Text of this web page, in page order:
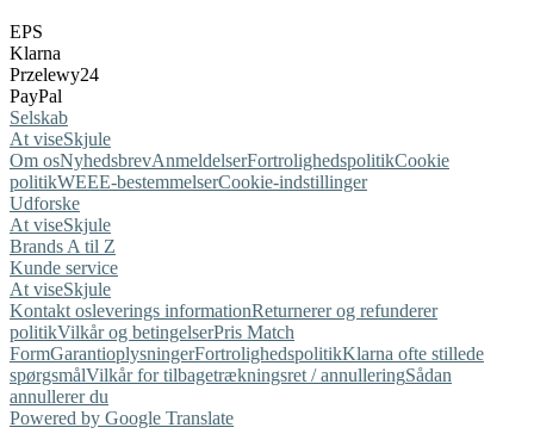
EPS
Klarna
Przelewy24
PayPal
Selskab
At viseSkjule
Om osNyhedsbrevAnmeldelserFortrolighedspolitikCookie
politikWEEE-bestemmelserCookie-indstillinger
Udforske
At viseSkjule
Brands A til Z
Kunde service
At viseSkjule
Kontakt osleverings informationReturnerer og refunderer
politikVilkår og betingelserPris Match
FormGarantioplysningerFortrolighedspolitikKlarna ofte stillede
spørgsmålVilkår for tilbagetrækningsret / annulleringSådan
annullerer du
Powered by Google Translate